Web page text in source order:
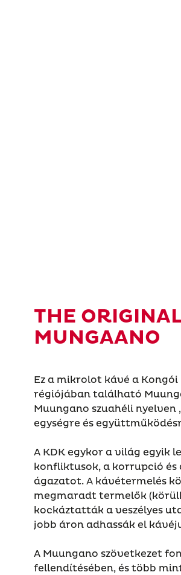
THE
MUNGAANO
Ez a mikrolot kávé a
régiójában található
Muungano szuahéli nyelven
egységre és
A KDK egykor a világ egyik
konfliktusok, a korrupció és
ágazatot. A kávétermelés
megmaradt termelők
kockáztatták a veszélyes
jobb áron adhassák el
A Muungano szövetkezet
fellendítésében, és több